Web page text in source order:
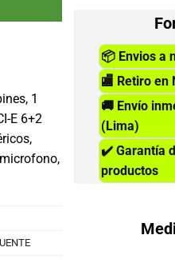
1
E 6+2
📦 Envios a
🏬 Retiro en
🚚 Envío
(Lima)
✔️ Garantía
productos